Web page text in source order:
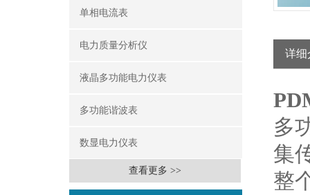
单相电流表
电力质量分析仪
液晶多功能电力仪表
多功能谐波表
数显电力仪表
查看更多 >>
详细
多
集
整